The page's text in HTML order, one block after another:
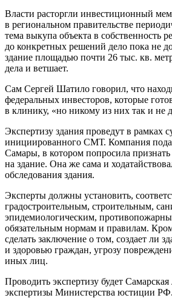
Власти расторгли инвестиционный
в региональном правительстве
тема выкупа объекта в собственность
до конкретных решений дело пока не
здание площадью почти 26 тыс. кв.
дела и ветшает.
Сам Сергей Шатило говорил, что
федеральных инвесторов, которые
в клинику, «но никому из них так и не
Экспертизу здания проведут в рамках
инициированного СМТ. Компания
Самары, в котором попросила признать
на здание. Она же сама и
обследования здания.
Эксперты должны установить,
градостроительным, строительным,
эпидемиологическим,
обязательным нормам и правилам.
сделать заключение о том, создает ли
и здоровью граждан, угрозу
иных лиц.
Проводить экспертизу будет Самарская
экспертизы Министерства юстиции